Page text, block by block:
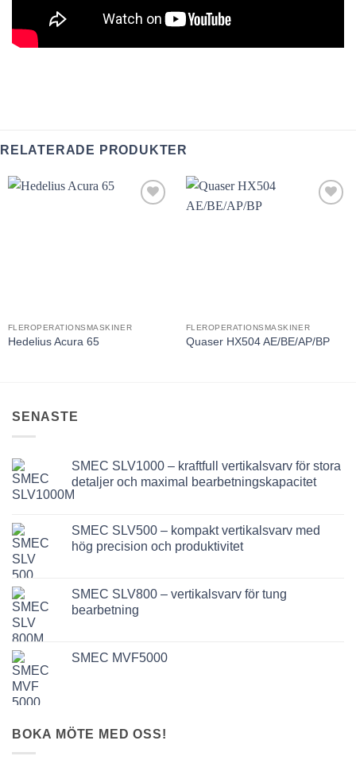
RELATERADE PRODUKTER
FLEROPERATIONSMASKINER
Hedelius Acura 65
FLEROPERATIONSMASKINER
Quaser HX504 AE/BE/AP/BP
SENASTE
SMEC SLV1000 – kraftfull vertikalsvarv för stora
detaljer och maximal bearbetningskapacitet
SMEC SLV500 – kompakt vertikalsvarv med
hög precision och produktivitet
SMEC SLV800 – vertikalsvarv för tung
bearbetning
SMEC MVF5000
BOKA MÖTE MED OSS!